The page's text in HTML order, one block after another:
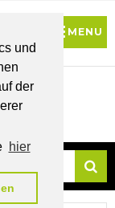
und
der
hier